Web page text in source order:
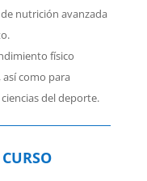
nutrición avanzada
físico
como para
del deporte.